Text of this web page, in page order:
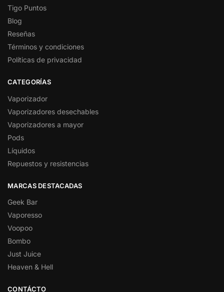
Tigo Puntos
Blog
Reseñas
Términos y condiciones
Políticas de privacidad
CATEGORÍAS
Vaporizador
Vaporizadores desechables
Vaporizadores a mayor
Pods
Líquidos
Repuestos y resistencias
MARCAS DESTACADAS
Geek Bar
Vaporesso
Voopoo
Bombo
Just Juice
Heaven & Hell
CONTÁCTO